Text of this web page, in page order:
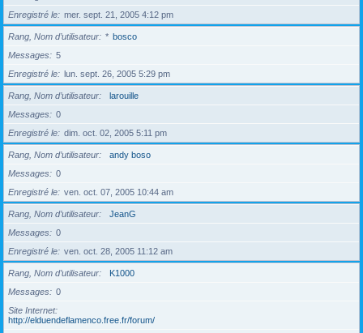
Enregistré le
mer. sept. 21, 2005 4:12 pm
Rang, Nom d’utilisateur * bosco
Messages
5
Enregistré le
lun. sept. 26, 2005 5:29 pm
Rang, Nom d’utilisateur
larouille
Messages
0
Enregistré le
dim. oct. 02, 2005 5:11 pm
Rang, Nom d’utilisateur
andy boso
Messages
0
Enregistré le
ven. oct. 07, 2005 10:44 am
Rang, Nom d’utilisateur
JeanG
Messages
0
Enregistré le
ven. oct. 28, 2005 11:12 am
Rang, Nom d’utilisateur
K1000
Messages
0
Site Internet
http://elduendeflamenco.free.fr/forum/